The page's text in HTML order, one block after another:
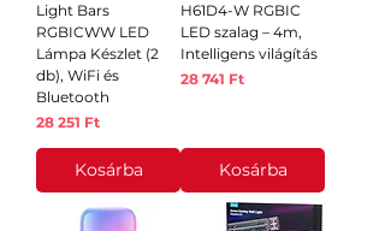
Light Bars
RGBICWW LED
Lámpa Készlet (2
db), WiFi és
Bluetooth
Ár
28 251 Ft
Kosárba
H61D4-W RGBIC
LED szalag – 4m,
Intelligens világítás
Ár
28 741 Ft
Kosárba